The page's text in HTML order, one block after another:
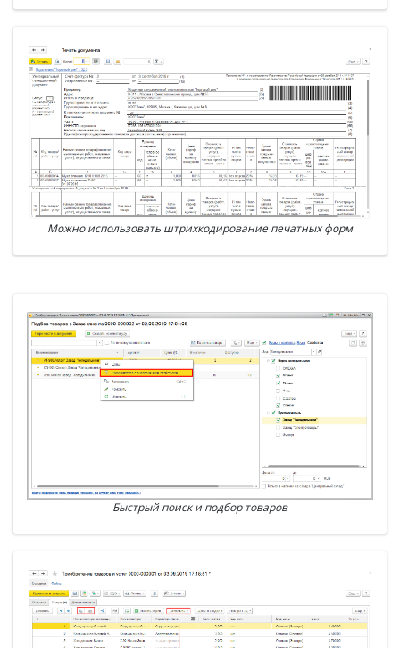
Можно использовать штрихкодирование печатных форм
Быстрый поиск и подбор товаров